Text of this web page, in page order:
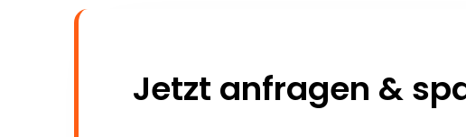
Jetzt anfragen &